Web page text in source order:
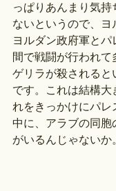
っぱりあんまり気
ないというので、ヨ
ヨルダン政府軍と
間で戦闘が行われ
ゲリラが殺されると
です。これは結構大
れをきっかけにパレ
中に、アラブの同胞
がいるんじゃないか。